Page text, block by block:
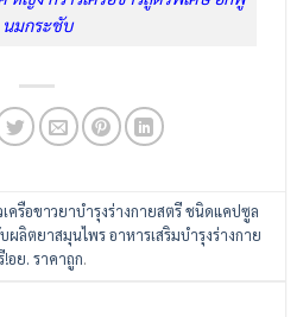
นมกระชับ
เครือขาวยาบำรุงร่างกายสตรี ชนิดแคปซูล
บผลิตยาสมุนไพร อาหารเสริมบำรุงร่างกาย
!อย. ราคาถูก.